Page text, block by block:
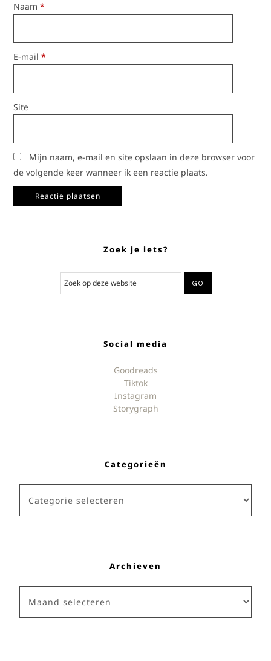
Naam*
E-mail*
Site
Mijn naam, e-mail en site opslaan in deze browser voor
de volgende keer wanneer ik een reactie plaats.
Zoek je iets?
Social media
Goodreads
Tiktok
Instagram
Storygraph
Categorieën
Archieven